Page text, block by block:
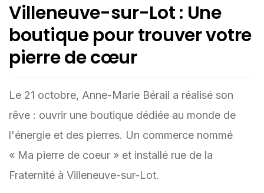
Villeneuve-sur-Lot : Une
boutique pour trouver votre
pierre de cœur
Le 21 octobre, Anne-Marie Bérail a réalisé son
rêve : ouvrir une boutique dédiée au monde de
l'énergie et des pierres. Un commerce nommé
« Ma pierre de coeur » et installé rue de la
Fraternité à Villeneuve-sur-Lot.